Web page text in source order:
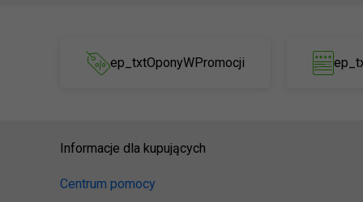
ep_txtOponyWPromocji
Informacje dla kupujących
Centrum pomocy